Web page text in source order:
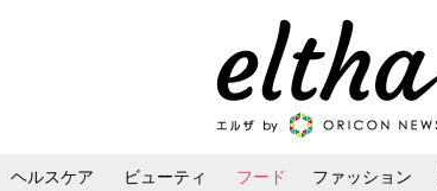
ヘルスケア ビューティ フード ファッション